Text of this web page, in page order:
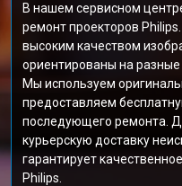
В нашем сервисном
ремонт проекторов
высоким качеством
ориентированы на
Мы используем
предоставляем
последующего ремонта.
курьерскую доставку
гарантирует
Philips.